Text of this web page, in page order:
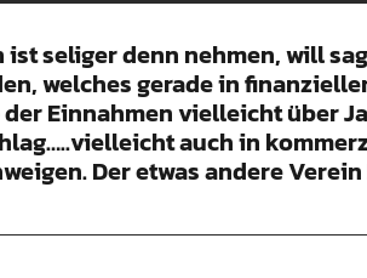
ist seliger denn nehmen, will
welches gerade in
Einnahmen vielleicht über
auch in
Der etwas andere Verein